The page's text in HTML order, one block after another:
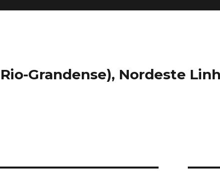
Grandense), Nordeste